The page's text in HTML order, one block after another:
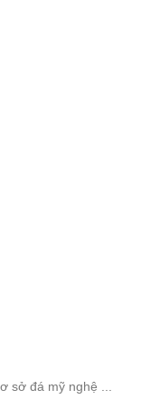
sở đá mỹ nghệ ...